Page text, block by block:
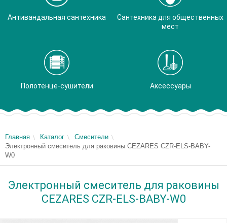
Антивандальная сантехника
Сантехника для общественных
мест
Полотенце-сушители Аксессуары
Главная Каталог
Смесители
Электронный смеситель для раковины CEZARES CZR-ELS-BABY-
W0
Электронный смеситель для раковины
CEZARES CZR-ELS-BABY-W0